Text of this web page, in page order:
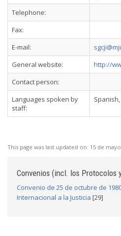
Telephone:
Fax:
E-mail:
General website:
http://
Contact person:
Languages spoken by
staff:
This page was last updated on: 15 de
Convenios (incl. los Protocolos
Convenio de 25 de octubre de
Internacional a la Justicia [29]